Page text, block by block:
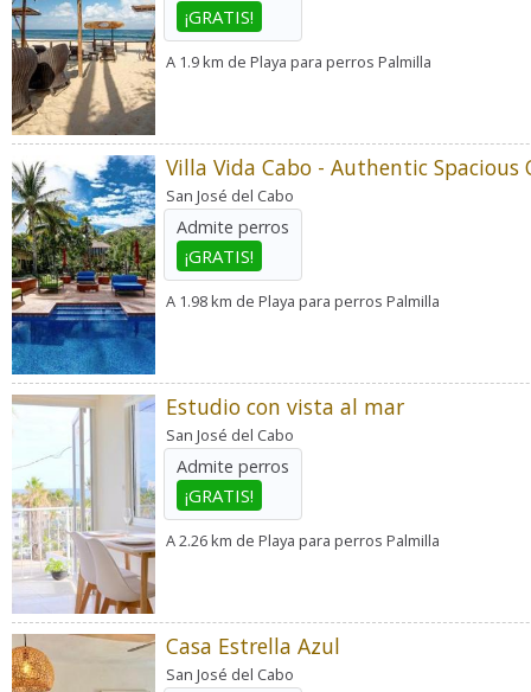
¡GRATIS!
A 1.9 km de Playa para perros Palmilla
San José del Cabo
Admite perros
¡GRATIS!
A 1.98 km de Playa para perros Palmilla
Estudio con vista al mar
San José del Cabo
Admite perros
¡GRATIS!
A 2.26 km de Playa para perros Palmilla
Casa Estrella Azul
San José del Cabo